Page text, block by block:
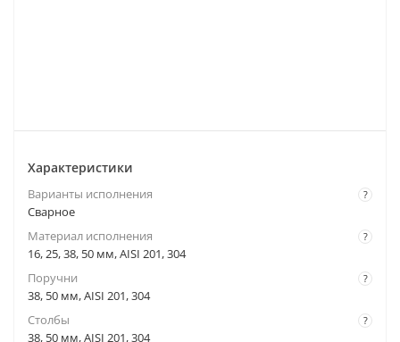
Характеристики
?
Варианты исполнения
Сварное
?
Материал исполнения
16, 25, 38, 50 мм, AISI 201, 304
?
Поручни
38, 50 мм, AISI 201, 304
?
Столбы
38, 50 мм, AISI 201, 304